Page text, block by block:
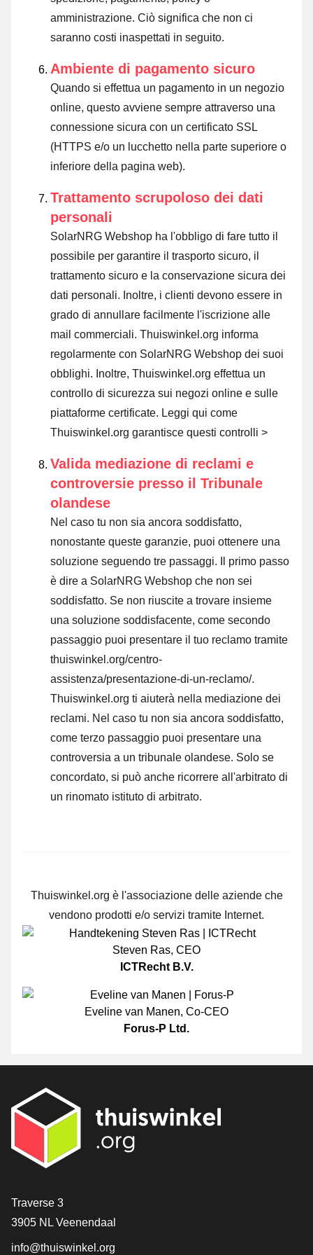
amministrazione. Ciò significa che non ci
saranno costi inaspettati in seguito.
Ambiente di pagamento sicuro
Quando si effettua un pagamento in un negozio
online, questo avviene sempre attraverso una
connessione sicura con un certificato SSL
(HTTPS e/o un lucchetto nella parte superiore o
inferiore della pagina web).
Trattamento scrupoloso dei dati
personali
SolarNRG Webshop ha l'obbligo di fare tutto il
possibile per garantire il trasporto sicuro, il
trattamento sicuro e la conservazione sicura dei
dati personali. Inoltre, i clienti devono essere in
grado di annullare facilmente l'iscrizione alle
mail commerciali. Thuiswinkel.org informa
regolarmente con SolarNRG Webshop dei suoi
obblighi. Inoltre, Thuiswinkel.org effettua un
controllo di sicurezza sui negozi online e sulle
piattaforme certificate. Leggi qui come
Thuiswinkel.org garantisce questi controlli >
Valida mediazione di reclami e
controversie presso il Tribunale
olandese
Nel caso tu non sia ancora soddisfatto,
nonostante queste garanzie, puoi ottenere una
soluzione seguendo tre passaggi. Il primo passo
è dire a SolarNRG Webshop che non sei
soddisfatto. Se non riuscite a trovare insieme
una soluzione soddisfacente, come secondo
passaggio puoi presentare il tuo reclamo tramite
thuiswinkel.org/centro-
assistenza/presentazione-di-un-reclamo/.
Thuiswinkel.org ti aiuterà nella mediazione dei
reclami. Nel caso tu non sia ancora soddisfatto,
come terzo passaggio puoi presentare una
controversia a un tribunale olandese. Solo se
concordato, si può anche ricorrere all'arbitrato di
un rinomato istituto di arbitrato.
Thuiswinkel.org è l'associazione delle aziende che
vendono prodotti e/o servizi tramite Internet.
Steven Ras, CEO
ICTRecht B.V.
Eveline van Manen, Co-CEO
Forus-P Ltd.
[_General:Contact]
Traverse 3
3905 NL Veenendaal
info@thuiswinkel.org